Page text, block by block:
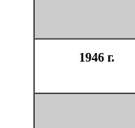
1946 г.